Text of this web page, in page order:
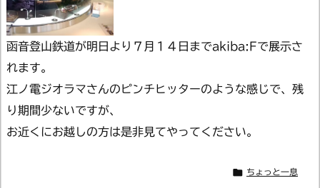
函音登山鉄道が明日より７月１４日までakiba:Fで展示さ
れます。
江ノ電ジオラマさんのピンチヒッターのような感じで、残
り期間少ないですが、
お近くにお越しの方は是非見てやってください。
 ちょっと一息